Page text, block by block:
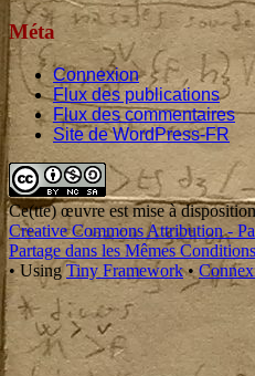
Méta
Connexion
Flux des publications
Flux des commentaires
Site de WordPress-FR
Footer
Content
Ce(tte)œuvre est mise à
Creative Commons Attribution -
Partage dans les Mêmes
•UsingTiny Framework •